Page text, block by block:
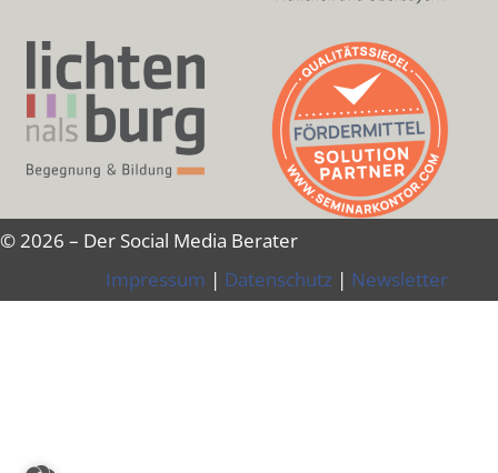
© 2026 – Der Social Media Berater
Impressum | Datenschutz | Newsletter